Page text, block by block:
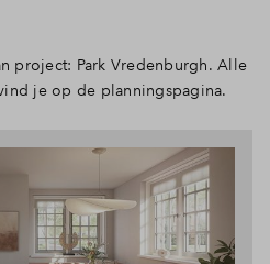
project: Park Vredenburgh. Alle
je op de planningspagina.